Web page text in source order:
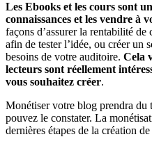
Les Ebooks et les cours sont
connaissances et les vendre à
façons d’assurer la rentabilité
afin de tester l’idée, ou créer un
besoins de votre auditoire. Cela
lecteurs sont réellement
vous souhaitez créer.
Monétiser votre blog prendra du
pouvez le constater. La
dernières étapes de la création